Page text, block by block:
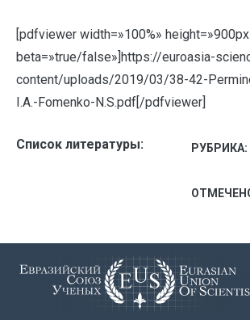
[pdfviewer width=»100%»
beta=»true/false»]https://euroasia-
content/uploads/2019/03/38-42-
I.A.-Fomenko-N.S.pdf[/pdfviewer]
Список литературы: РУБРИКА: